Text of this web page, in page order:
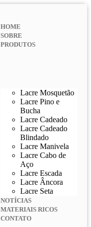
HOME
SOBRE
PRODUTOS
Lacre Mosquetão
Lacre Pino e
Bucha
Lacre Cadeado
Lacre Cadeado
Blindado
Lacre Manivela
Lacre Cabo de
Aço
Lacre Escada
Lacre Âncora
Lacre Seta
NOTÍCIAS
MATERIAIS RICOS
CONTATO